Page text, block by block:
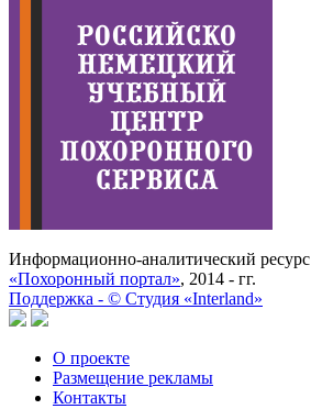
Информационно-аналитический ресурс
«Похоронный портал», 2014 - гг.
Поддержка - © Cтудия «Interland»
О проекте
Размещение рекламы
Контакты